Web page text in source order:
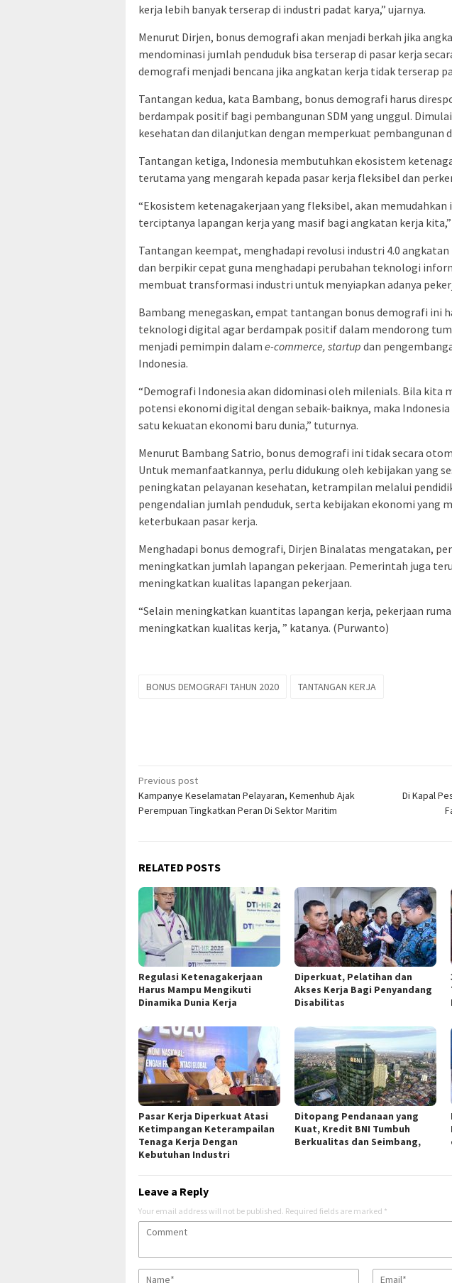
kerja lebih banyak terserap di industri padat karya,” ujarnya.
Menurut Dirjen, bonus demografi akan menjadi berkah jika
mendominasi jumlah penduduk bisa terserap di pasar kerja
demografi menjadi bencana jika angkatan kerja tidak terserap
Tantangan kedua, kata Bambang, bonus demografi harus
berdampak positif bagi pembangunan SDM yang unggul.
kesehatan dan dilanjutkan dengan memperkuat pembangunan
Tantangan ketiga, Indonesia membutuhkan ekosistem
terutama yang mengarah kepada pasar kerja fleksibel dan
“Ekosistem ketenagakerjaan yang fleksibel, akan memudahkan
terciptanya lapangan kerja yang masif bagi angkatan kerja
Tantangan keempat, menghadapi revolusi industri 4.0
dan berpikir cepat guna menghadapi perubahan teknologi
membuat transformasi industri untuk menyiapkan adanya
Bambang menegaskan, empat tantangan bonus demografi ini
teknologi digital agar berdampak positif dalam mendorong
menjadi pemimpin dalam e-commerce, startup dan
Indonesia.
“Demografi Indonesia akan didominasi oleh milenials. Bila kita
potensi ekonomi digital dengan sebaik-baiknya, maka
satu kekuatan ekonomi baru dunia,” tuturnya.
Menurut Bambang Satrio, bonus demografi ini tidak secara
Untuk memanfaatkannya, perlu didukung oleh kebijakan yang
peningkatan pelayanan kesehatan, ketrampilan melalui
pengendalian jumlah penduduk, serta kebijakan ekonomi yang
keterbukaan pasar kerja.
Menghadapi bonus demografi, Dirjen Binalatas mengatakan,
meningkatkan jumlah lapangan pekerjaan. Pemerintah juga
meningkatkan kualitas lapangan pekerjaan.
“Selain meningkatkan kuantitas lapangan kerja, pekerjaan
meningkatkan kualitas kerja, ” katanya. (Purwanto)
BONUS DEMOGRAFI TAHUN 2020 TANTANGAN KERJA
Post
navigation
Previous post
Kampanye Keselamatan Pelayaran, Kemenhub Ajak
Perempuan Tingkatkan Peran Di Sektor Maritim
Di Kapal
RELATED POSTS
Regulasi Ketenagakerjaan
Harus Mampu Mengikuti
Dinamika Dunia Kerja
Diperkuat, Pelatihan dan
Akses Kerja Bagi Penyandang
Disabilitas
Pasar Kerja Diperkuat Atasi
Ketimpangan Keterampailan
Tenaga Kerja Dengan
Kebutuhan Industri
Ditopang Pendanaan yang
Kuat, Kredit BNI Tumbuh
Berkualitas dan Seimbang,
Leave a Reply
Your email address will not be published. Required fields are marked *